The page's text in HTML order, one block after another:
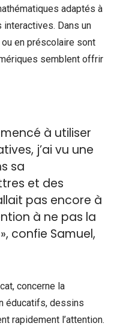
adaptés à
Dans un
en préscolaire sont
semblent offrir
à utiliser
j’ai vu une
sa
et des
pas encore à
à ne pas la
confie Samuel,
concerne la
éducatifs, dessins
rapidement l’attention.